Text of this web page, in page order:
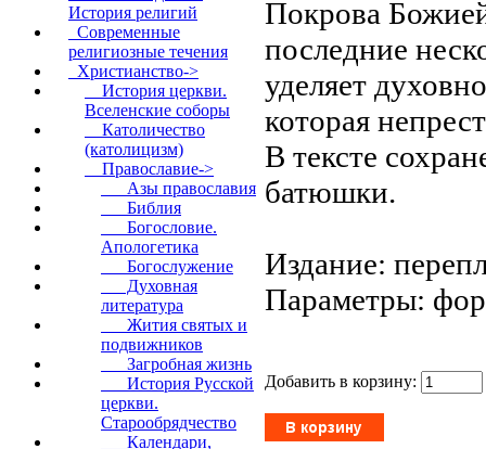
История религий
Современные
религиозные течения
Христианство->
История церкви.
Вселенские соборы
Католичество
(католицизм)
Православие->
Азы православия
Библия
Богословие.
Апологетика
Богослужение
Духовная
литература
Жития святых и
подвижников
Загробная жизнь
История Русской
церкви.
Старообрядчество
Календари,
Покрова
последние
уделяет
которая
В тексте
батюшки.
Издание:
Параметры:
Добавить в корзину: